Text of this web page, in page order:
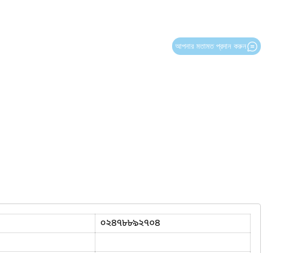
আপনার মতামত প্রদান করুন
০২৪৭৮৮৯২৭০৪